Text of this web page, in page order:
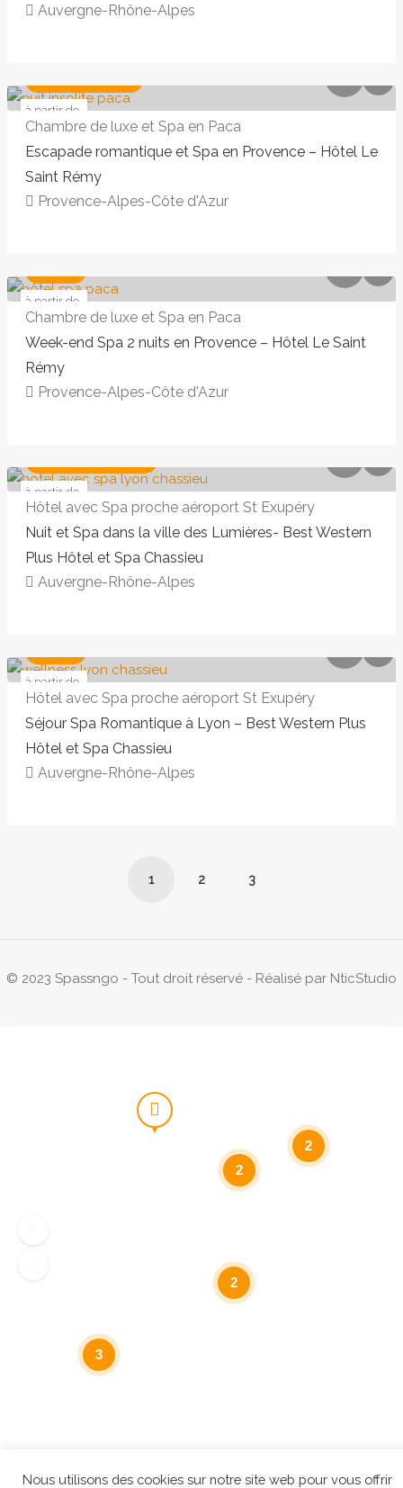
Auvergne-Rhône-Alpes
à partir de
257 €
Chambre de luxe et Spa en Paca
Escapade romantique et Spa en Provence – Hôtel Le
Saint Rémy
Provence-Alpes-Côte d'Azur
à partir de
309 €
Chambre de luxe et Spa en Paca
Week-end Spa 2 nuits en Provence – Hôtel Le Saint
Rémy
Provence-Alpes-Côte d'Azur
à partir de
169 €
Hôtel avec Spa proche aéroport St Exupéry
Nuit et Spa dans la ville des Lumières- Best Western
Plus Hôtel et Spa Chassieu
Auvergne-Rhône-Alpes
à partir de
199 €
Hôtel avec Spa proche aéroport St Exupéry
Séjour Spa Romantique à Lyon – Best Western Plus
Hôtel et Spa Chassieu
Auvergne-Rhône-Alpes
199,00€ - 199,00€
1 2 3
© 2023 Spassngo - Tout droit réservé - Réalisé par NticStudio
2
2
2
3
Nous utilisons des cookies sur notre site web pour vous offrir